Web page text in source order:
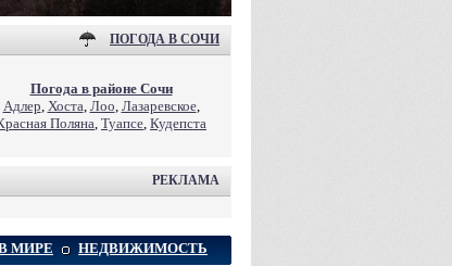
ПОГОДА В СОЧИ
Погода в районе Сочи
Адлер, Хоста, Лоо, Лазаревское,
Поляна, Туапсе, Кудепста
РЕКЛАМА
МИРЕ НЕДВИЖИМОСТЬ